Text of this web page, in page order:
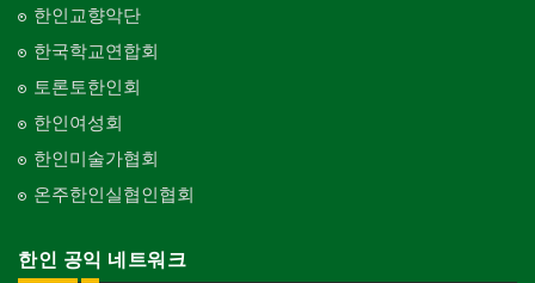
한인교향악단
한국학교연합회
토론토한인회
한인여성회
한인미술가협회
온주한인실협인협회
한인 공익 네트워크